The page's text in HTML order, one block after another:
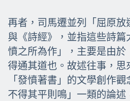
再者，司馬遷並列「屈原放
與《詩經》，並指這些詩篇
憤之所為作」，主要是由於
得通其道也。故述往事，思
「發憤著書」的文學創作
不得其平則鳴」一類的論述